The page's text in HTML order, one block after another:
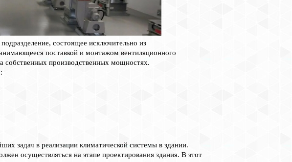
состоящее исключительно из
поставкой и монтажом вентиляционного
собственных производственных мощностях.
задач в реализации климатической системы в здании.
осуществляться на этапе проектирования здания. В этот